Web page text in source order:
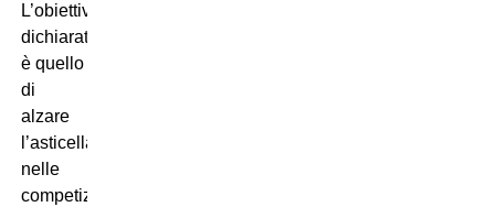
L’obiettivo
dichiarato
è quello
di
alzare
l’asticella
nelle
competizioni